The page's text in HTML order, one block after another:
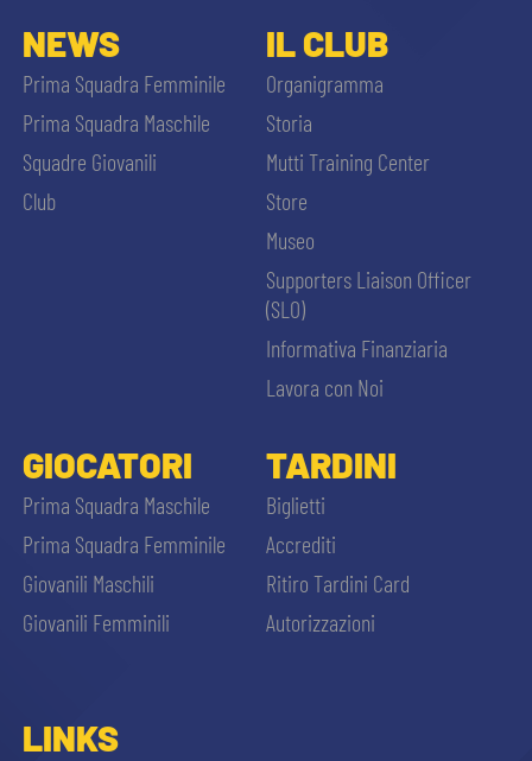
NEWS
Prima Squadra Femminile
Prima Squadra Maschile
Squadre Giovanili
Club
IL CLUB
Organigramma
Storia
Mutti Training Center
Store
Museo
Supporters Liaison Officer
(SLO)
Informativa Finanziaria
Lavora con Noi
GIOCATORI
Prima Squadra Maschile
Prima Squadra Femminile
Giovanili Maschili
Giovanili Femminili
TARDINI
Biglietti
Accrediti
Ritiro Tardini Card
Autorizzazioni
LINKS